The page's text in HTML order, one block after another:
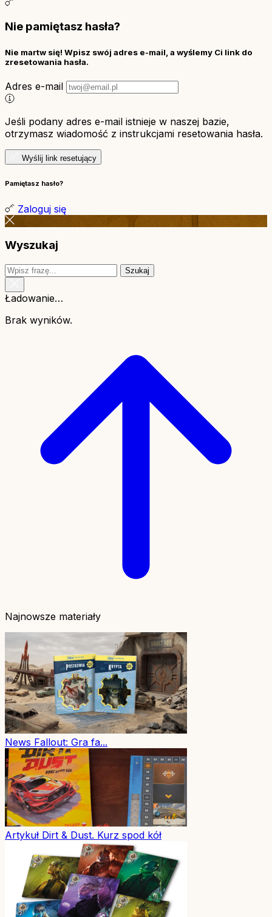
Nie pamiętasz hasła?
Nie martw się! Wpisz swój adres e-mail, a wyślemy Ci link do
zresetowania hasła.
Adres e-mail
Jeśli podany adres e-mail istnieje w naszej bazie,
otrzymasz wiadomość z instrukcjami resetowania hasła.
Wyślij link resetujący
Pamiętasz hasło?
Zaloguj się
Wyszukaj
Szukaj
Ładowanie…
Brak wyników.
Najnowsze materiały
News Fallout: Gra fa...
Artykuł Dirt & Dust. Kurz spod kół